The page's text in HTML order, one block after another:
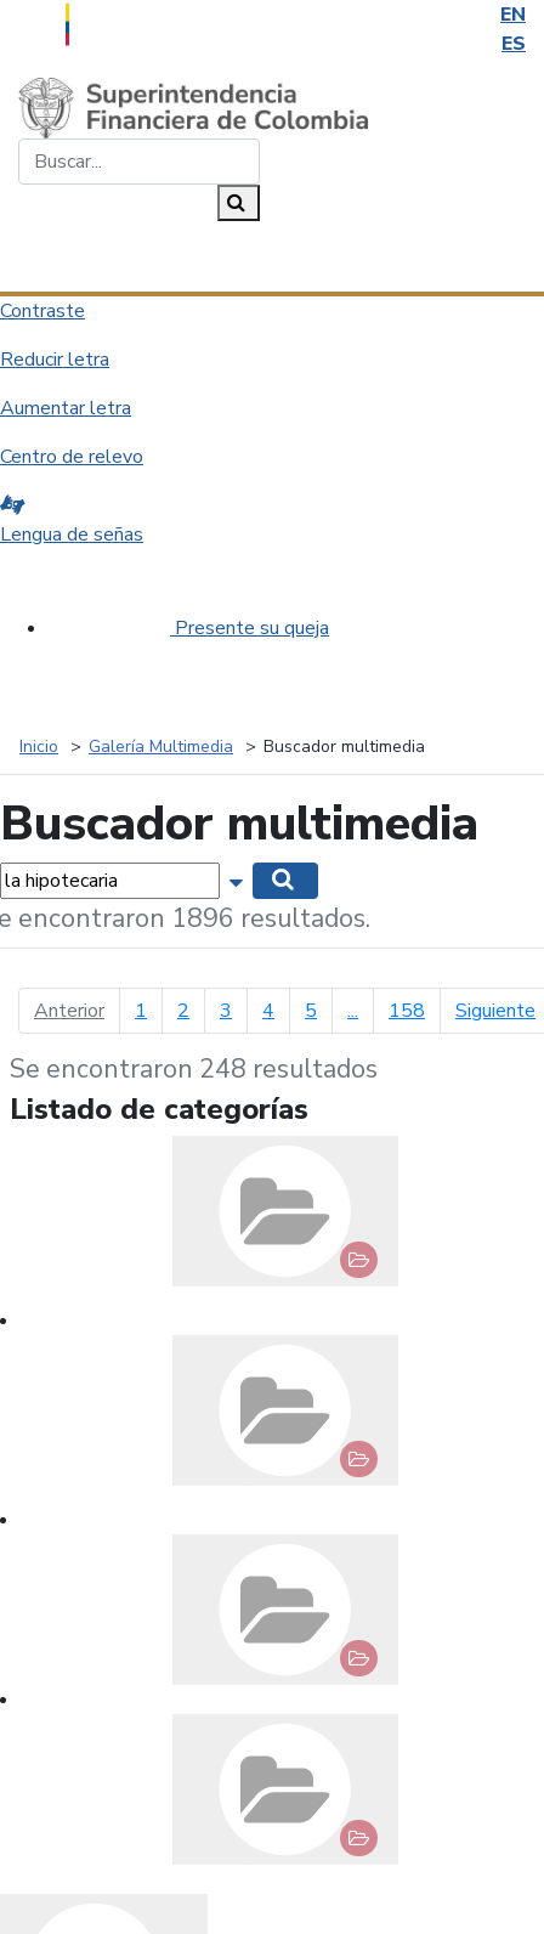
EN
ES
Saltar al contenido principal
Contraste
Reducir letra
Aumentar letra
Centro de relevo
Lengua de señas
Presente su queja
Inicio Galería Multimedia Buscador multimedia
Buscador multimedia
Mostrar opciones de búsqueda
encontraron 1896 resultados.
Anteriorpágina anterior
1 2 3 4 5 ... 158 Siguiente
Se encontraron 248 resultados
Listado de categorías